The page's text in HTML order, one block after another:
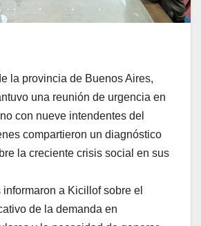
la provincia de Buenos Aires,
una reunión de urgencia en
con nueve intendentes del
compartieron un diagnóstico
la creciente crisis social en sus
informaron a Kicillof sobre el
de la demanda en